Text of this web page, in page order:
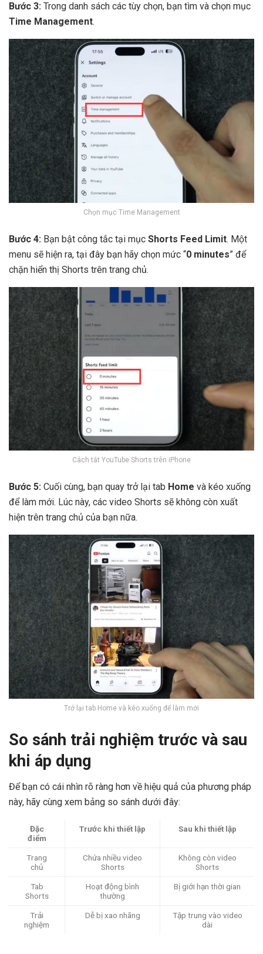
Bước 3: Trong danh sách các tùy chọn, bạn tìm và chọn mục
Time Management.
Chọn mục Time Management
Bước 4: Bạn bật công tắc tại mục Shorts Feed Limit. Một
menu sẽ hiện ra, tại đây bạn hãy chọn mức “0 minutes” để
chặn hiển thị Shorts trên trang chủ.
Cách tắt YouTube Shorts trên iPhone
Bước 5: Cuối cùng, bạn quay trở lại tab Home và kéo xuống
để làm mới. Lúc này, các video Shorts sẽ không còn xuất
hiện trên trang chủ của bạn nữa.
Trở lại tab Home và kéo xuống để làm mới
So sánh trải nghiệm trước và sau
khi áp dụng
Để bạn có cái nhìn rõ ràng hơn về hiệu quả của phương pháp
này, hãy cùng xem bảng so sánh dưới đây:
Đặc
điểm
Trước khi thiết lập Sau khi thiết lập
Trang
chủ
Chứa nhiều video
Shorts
Không còn video
Shorts
Tab
Shorts
Hoạt động bình
thường
Bị giới hạn thời gian
Trải
nghiệm
Dễ bị xao nhãng
Tập trung vào video
dài